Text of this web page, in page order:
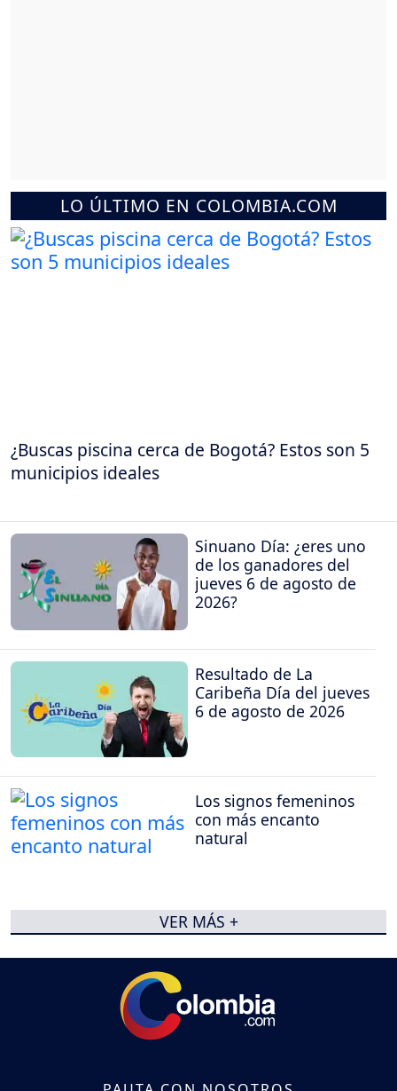
LO ÚLTIMO EN COLOMBIA.COM
¿Buscas piscina cerca de Bogotá? Estos son 5
municipios ideales
Sinuano Día: ¿eres uno
de los ganadores del
jueves 6 de agosto de
2026?
Resultado de La
Caribeña Día del jueves
6 de agosto de 2026
Los signos femeninos
con más encanto
natural
VER MÁS +